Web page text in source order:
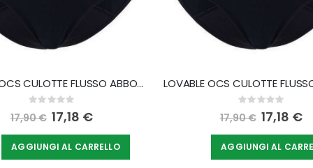
LOVABLE OCS CULOTTE FLUSSO ABBONDANTE PERIOD PANT NERO EXTRALARGE
Rating:
0%
17,90 € Special
Price
17,18 €
AGGIUNGI AL CARRELLO
Rating:
0%
17,90 € Special
Price
17,18 €
AGGIUNGI AL